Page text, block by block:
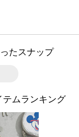
たスナップ
テムランキング